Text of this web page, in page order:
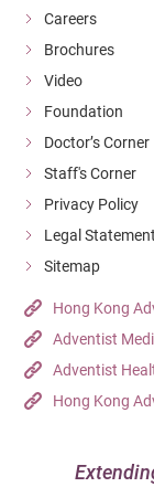
Careers
Brochures
Video
Foundation
Doctor’s Corner
Staff's Corner
Privacy Policy
Legal Statement
Sitemap
Hong Kong
Adventist
Adventist
Hong Kong